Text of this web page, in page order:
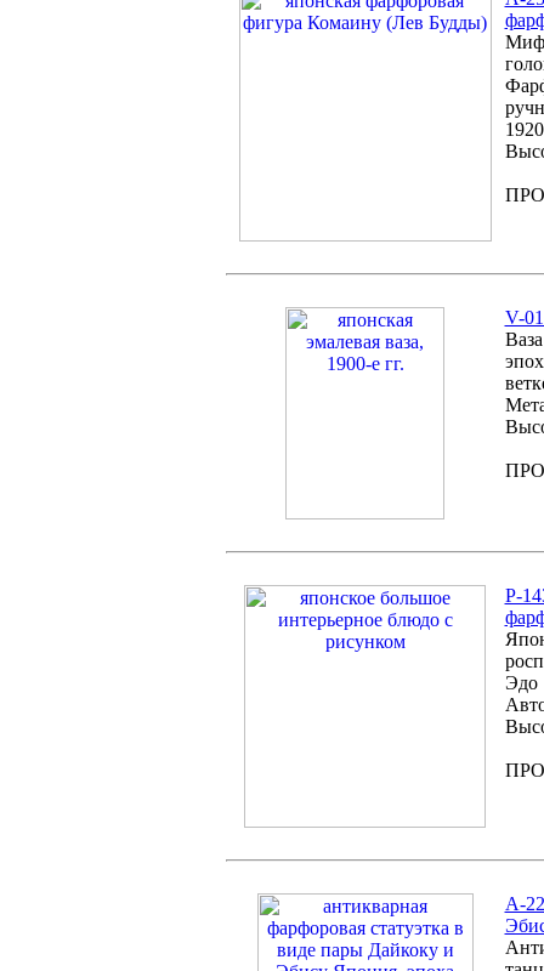
V-
P-
Эдо
А-